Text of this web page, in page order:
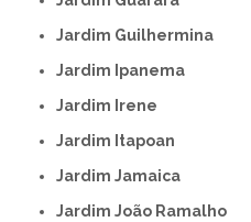
Jardim Guilhermina
Jardim Ipanema
Jardim Irene
Jardim Itapoan
Jardim Jamaica
Jardim João Ramalho